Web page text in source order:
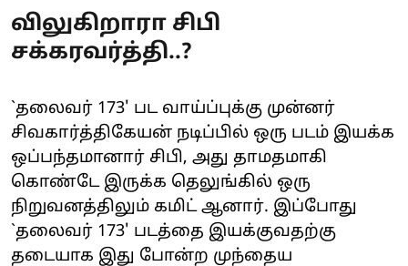
விலுகிறாரா சிபி
சக்கரவர்த்தி..?
`தலைவர் 173' பட வாய்ப்புக்கு முன்னர்
சிவகார்த்திகேயன் நடிப்பில் ஒரு படம் இயக்க
ஒப்பந்தமானார் சிபி, அது தாமதமாகி
கொண்டே இருக்க தெலுங்கில் ஒரு
நிறுவனத்திலும் கமிட் ஆனார். இப்போது
`தலைவர் 173' படத்தை இயக்குவதற்கு
தடையாக இது போன்ற முந்தைய